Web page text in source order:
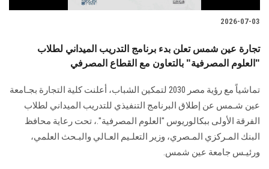
2026-07-03
تجارة عين شمس تعلن بدء برنامج التدريب الميداني لطلاب
"العلوم المصرفية" بالتعاون مع القطاع المصرفي
تماشياً مع رؤية مصر 2030 لتمكين الشباب، أعلنت كلية التجارة بجـامعة
عين شـمس عن إطلاق البرنامج التنفيذي للتدريب الميداني لطلاب
الفرقة الأولى ببكالوريوس "العلوم المصرفية".، تحت رعاية محافظ
البنك المـركزي المـصري، وزير التعلـيم العـالي والبـحث العلمي،
ورئيـس جامعة عين شمس.